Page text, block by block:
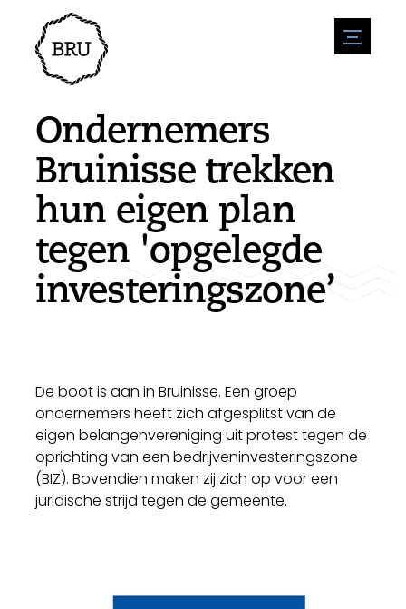
menu
Agenda
Evenement aanmelden
Overnachting
Winkels
Natuur en water
Sport
Bezienswaardigheden
Historie
Bereikbaarheid
Parkeren
Leefomgeving
Ondernemen
Vacatures
Vacature plaatsen
Bedrijven
Biz Bruinisse
Nieuwsoverzicht
Stuur een nieuwsbericht in
Ondernemers
Bruinisse trekken
hun eigen plan
tegen 'opgelegde
investeringszone’
De boot is aan in Bruinisse. Een groep
ondernemers heeft zich afgesplitst van de
eigen belangenvereniging uit protest tegen de
oprichting van een bedrijveninvesteringszone
(BIZ). Bovendien maken zij zich op voor een
juridische strijd tegen de gemeente.